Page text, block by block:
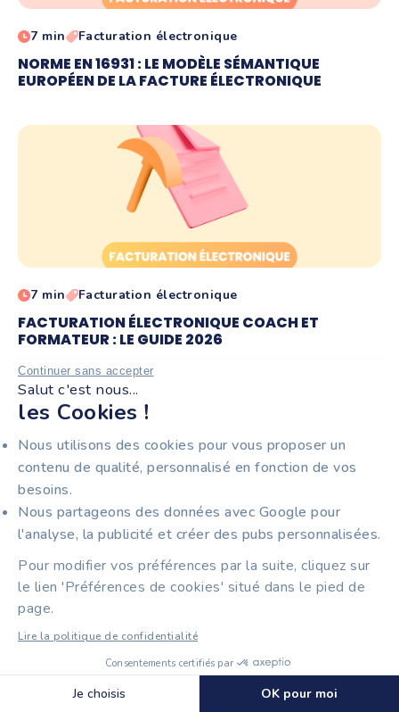
Continuer sans accepter
Salut c'est nous...
les Cookies !
Nous utilisons des cookies pour vous proposer un
contenu de qualité, personnalisé en fonction de vos
besoins.
Nous partageons des données avec Google pour
l'analyse, la publicité et créer des pubs personnalisées.
Pour modifier vos préférences par la suite, cliquez sur
le lien 'Préférences de cookies' situé dans le pied de
page.
Lire la politique de confidentialité
Consentements certifiés par
Je choisis OK pour moi
🍪 Cookies
7 min Facturation électronique
NORME EN 16931 : LE MODÈLE SÉMANTIQUE
EUROPÉEN DE LA FACTURE ÉLECTRONIQUE
7 min Facturation électronique
FACTURATION ÉLECTRONIQUE COACH ET
FORMATEUR : LE GUIDE 2026
CORRIGER UNE FACTURE ÉLECTRONIQUE : GUIDE
2026